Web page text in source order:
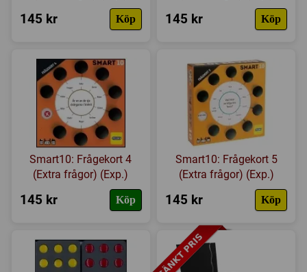
145 kr Köp 145 kr Köp
Smart10: Frågekort 4
(Extra frågor) (Exp.)
145 kr Köp
Smart10: Frågekort 5
(Extra frågor) (Exp.)
145 kr Köp